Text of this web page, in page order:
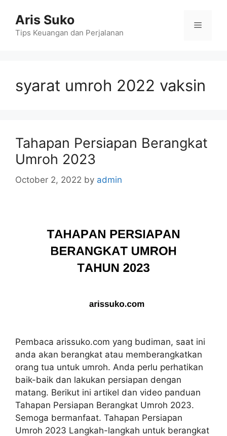
content
Aris Suko
Tips Keuangan dan Perjalanan
Menu
syarat umroh 2022 vaksin
Tahapan Persiapan Berangkat
Umroh 2023
October 2, 2022 by admin
Pembaca arissuko.com yang budiman, saat ini
anda akan berangkat atau memberangkatkan
orang tua untuk umroh. Anda perlu perhatikan
baik-baik dan lakukan persiapan dengan
matang. Berikut ini artikel dan video panduan
Tahapan Persiapan Berangkat Umroh 2023.
Semoga bermanfaat. Tahapan Persiapan
Umroh 2023 Langkah-langkah untuk berangkat